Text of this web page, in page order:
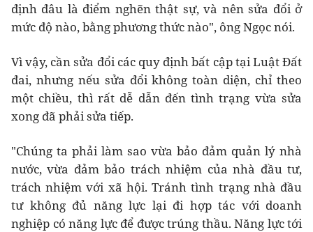
định đâu là điểm nghẽn thật sự, và nên sửa đổi ở
mức độ nào, bằng phương thức nào", ông Ngọc nói.
Vì vậy, cần sửa đổi các quy định bất cập tại Luật Đất
đai, nhưng nếu sửa đổi không toàn diện, chỉ theo
một chiều, thì rất dễ dẫn đến tình trạng vừa sửa
xong đã phải sửa tiếp.
"Chúng ta phải làm sao vừa bảo đảm quản lý nhà
nước, vừa đảm bảo trách nhiệm của nhà đầu tư,
trách nhiệm với xã hội. Tránh tình trạng nhà đầu
tư không đủ năng lực lại đi hợp tác với doanh
nghiệp có năng lực để được trúng thầu. Năng lực tới